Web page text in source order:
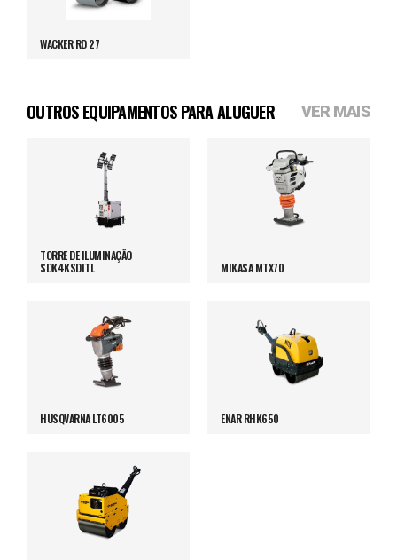
WACKER RD 27
OUTROS EQUIPAMENTOS PARA ALUGUER VER MAIS
TORRE DE ILUMINAÇÃO
SDK4KSDITL
MIKASA MTX70
HUSQVARNA LT6005 ENAR RHK650